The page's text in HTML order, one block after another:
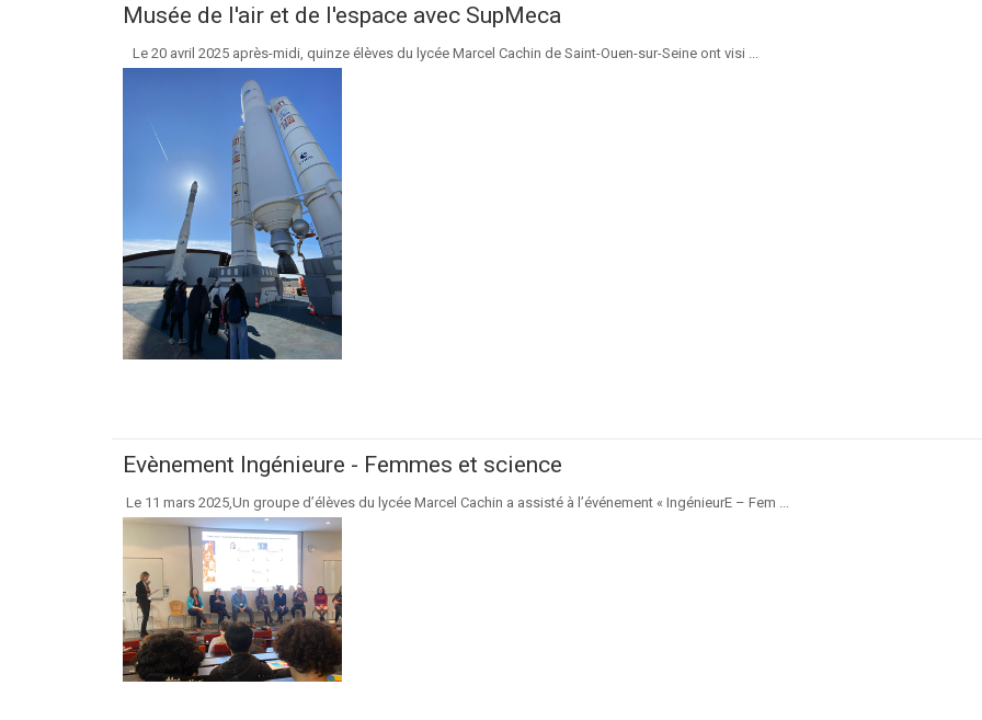
Musée de l'air et de l'espace avec SupMeca
Le 20 avril 2025 après-midi, quinze élèves du lycée Marcel Cachin de Saint-Ouen-sur-Seine ont visi ...
Evènement Ingénieure - Femmes et science
Le 11 mars 2025,Un groupe d’élèves du lycée Marcel Cachin a assisté à l’événement « IngénieurE – Fem ...